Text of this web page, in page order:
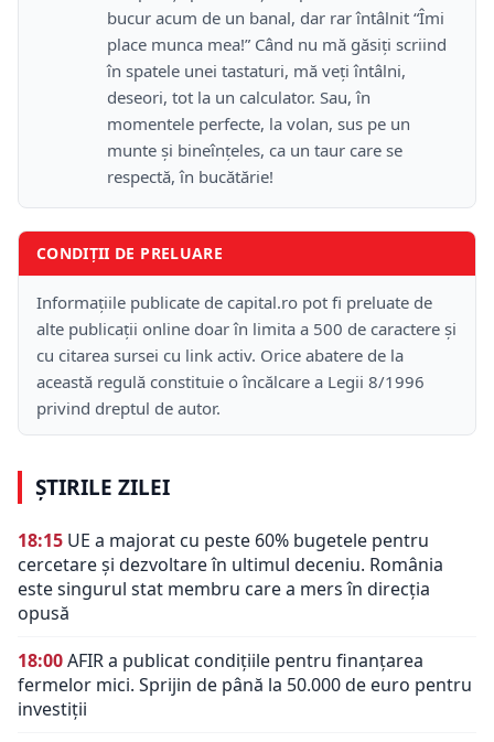
bucur acum de un banal, dar rar întâlnit “Îmi
place munca mea!” Când nu mă găsiţi scriind
în spatele unei tastaturi, mă veţi întâlni,
deseori, tot la un calculator. Sau, în
momentele perfecte, la volan, sus pe un
munte şi bineînţeles, ca un taur care se
respectă, în bucătărie!
CONDIȚII DE PRELUARE
Informațiile publicate de capital.ro pot fi preluate de
alte publicații online doar în limita a 500 de caractere și
cu citarea sursei cu link activ. Orice abatere de la
această regulă constituie o încălcare a Legii 8/1996
privind dreptul de autor.
ȘTIRILE ZILEI
18:15 UE a majorat cu peste 60% bugetele pentru
cercetare și dezvoltare în ultimul deceniu. România
este singurul stat membru care a mers în direcția
opusă
18:00AFIR a publicat condițiile pentru finanțarea
fermelor mici. Sprijin de până la 50.000 de euro pentru
investiții